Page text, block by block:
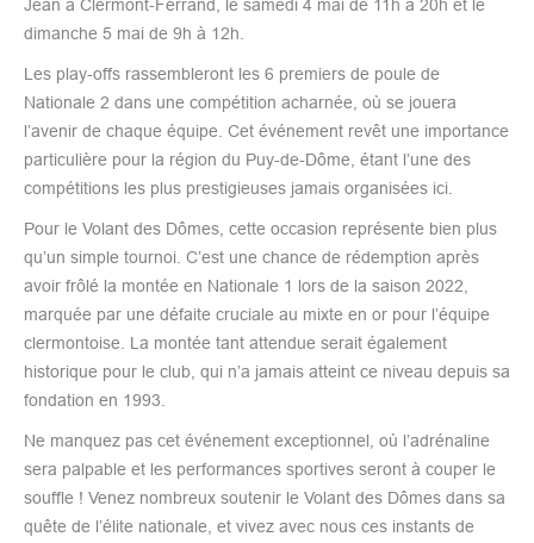
Jean à Clermont-Ferrand, le samedi 4 mai de 11h à 20h et le
dimanche 5 mai de 9h à 12h.​
Les play-offs rassembleront les 6 premiers de poule de
Nationale 2 dans une compétition acharnée, où se jouera
l’avenir de chaque équipe. Cet événement revêt une importance
particulière pour la région du Puy-de-Dôme, étant l’une des
compétitions les plus prestigieuses jamais organisées ici.
Pour le Volant des Dômes, cette occasion représente bien plus
qu’un simple tournoi. C’est une chance de rédemption après
avoir frôlé la montée en Nationale 1 lors de la saison 2022,
marquée par une défaite cruciale au mixte en or pour l’équipe
clermontoise. La montée tant attendue serait également
historique pour le club, qui n’a jamais atteint ce niveau depuis sa
fondation en 1993.
Ne manquez pas cet événement exceptionnel, où l’adrénaline
sera palpable et les performances sportives seront à couper le
souffle ! Venez nombreux soutenir le Volant des Dômes dans sa
quête de l’élite nationale, et vivez avec nous ces instants de